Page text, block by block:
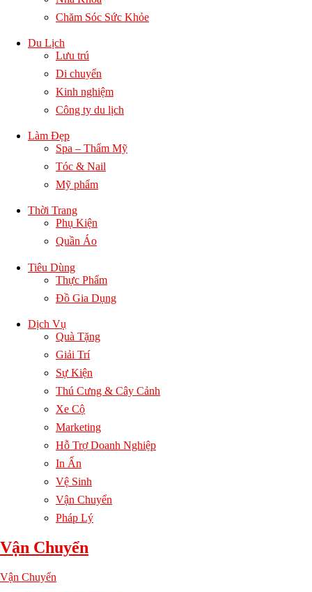
Chăm Sóc Sức Khỏe
Du Lịch
Lưu trú
Di chuyển
Kinh nghiệm
Công ty du lịch
Làm Đẹp
Spa – Thẩm Mỹ
Tóc & Nail
Mỹ phẩm
Thời Trang
Phụ Kiện
Quần Áo
Tiêu Dùng
Thực Phẩm
Đồ Gia Dụng
Dịch Vụ
Quà Tặng
Giải Trí
Sự Kiện
Thú Cưng & Cây Cảnh
Xe Cộ
Marketing
Hỗ Trợ Doanh Nghiệp
In Ấn
Vệ Sinh
Vận Chuyển
Pháp Lý
Vận Chuyển
Vận Chuyển